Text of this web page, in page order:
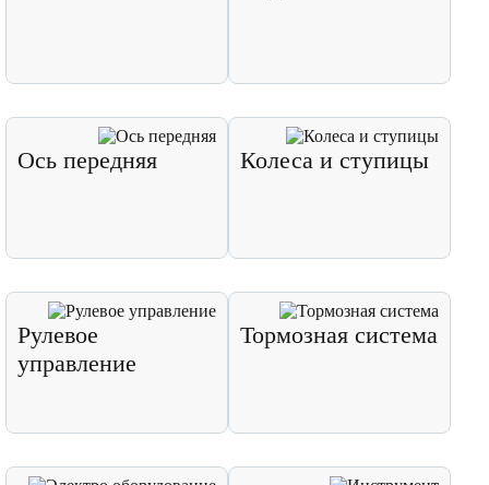
Ось передняя Колеса и ступицы
Рулевое
управление
Тормозная система